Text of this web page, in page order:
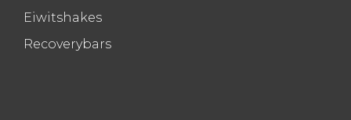
Eiwitshakes
Recoverybars